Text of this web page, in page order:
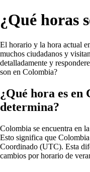
¿Qué horas
El horario y la hora actual
muchos ciudadanos y
detalladamente y
son en Colombia?
¿Qué hora es en
determina?
Colombia se encuentra en
Esto significa que
Coordinado (UTC). Esta
cambios por horario de